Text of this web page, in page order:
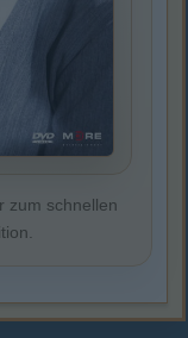
zum schnellen